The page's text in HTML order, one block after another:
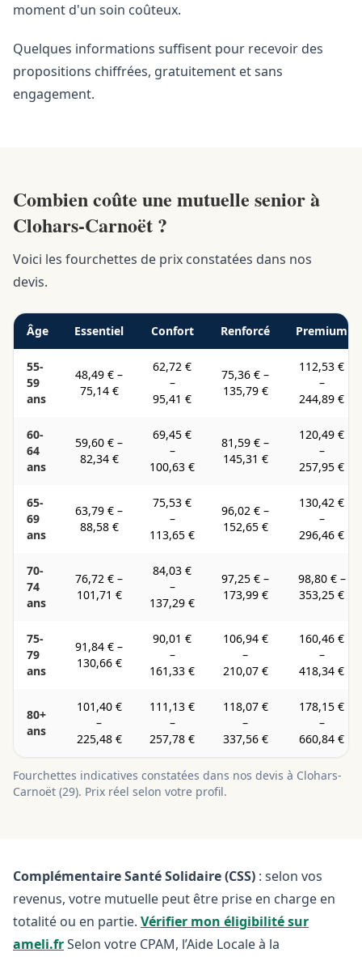
moment d'un soin coûteux.
Quelques informations suffisent pour recevoir des
propositions chiffrées, gratuitement et sans
engagement.
Combien coûte une mutuelle senior à
Clohars-Carnoët ?
Voici les fourchettes de prix constatées dans nos
devis.
Âge Essentiel Confort Renforcé Premium
55-
59
ans
48,49 € –
75,14 €
62,72 €
–
95,41 €
75,36 € –
135,79 €
112,53 €
–
244,89 €
60-
64
ans
59,60 € –
82,34 €
69,45 €
–
100,63 €
81,59 € –
145,31 €
120,49 €
–
257,95 €
65-
69
ans
63,79 € –
88,58 €
75,53 €
–
113,65 €
96,02 € –
152,65 €
130,42 €
–
296,46 €
70-
74
ans
76,72 € –
101,71 €
84,03 €
–
137,29 €
97,25 € –
173,99 €
98,80 €–
353,25 €
75-
79
ans
91,84 € –
130,66 €
90,01 €
–
161,33 €
106,94 €
–
210,07 €
160,46 €
–
418,34 €
80+
ans
101,40 €
–
225,48 €
111,13 €
–
257,78 €
118,07 €
–
337,56 €
178,15 €
–
660,84 €
Fourchettes indicatives constatées dans nos devis à Clohars-
Carnoët (29). Prix réel selon votre profil.
Complémentaire Santé Solidaire (CSS) : selon vos
revenus, votre mutuelle peut être prise en charge en
totalité ou en partie. Vérifier mon éligibilité sur
ameli.frSelon votre CPAM, l’Aide Locale à la